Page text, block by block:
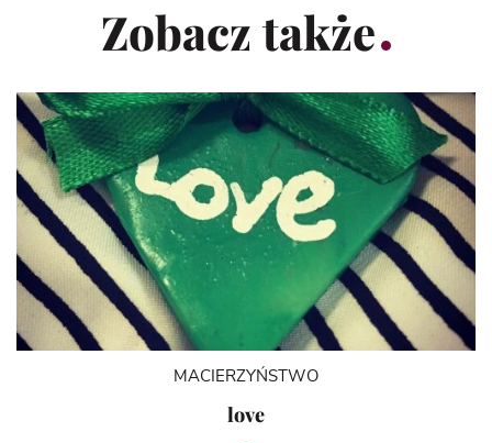
Zobacz także
MACIERZYŃSTWO
love